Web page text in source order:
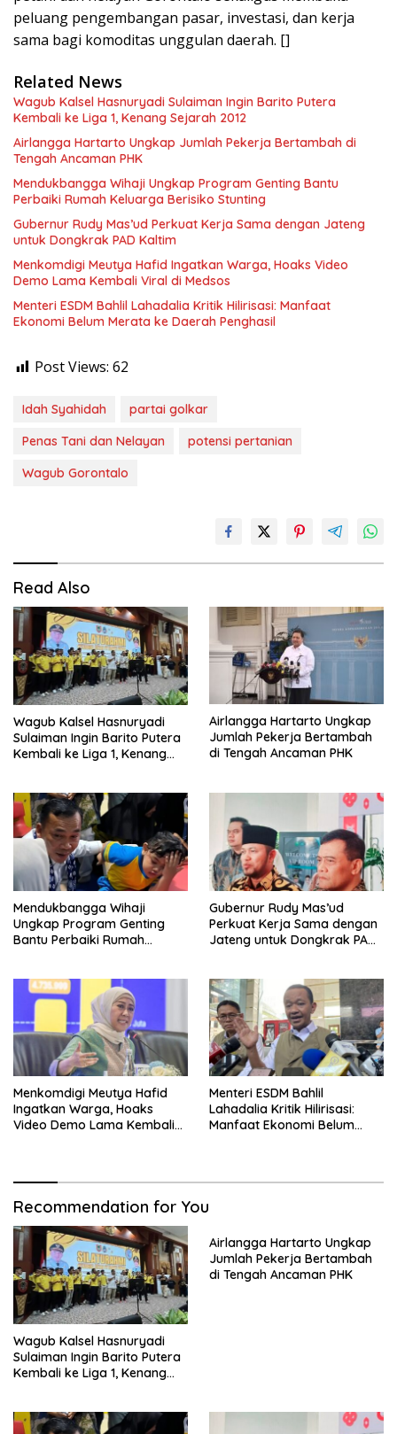
peluang pengembangan pasar, investasi, dan kerja
sama bagi komoditas unggulan daerah. []
Related News
Wagub Kalsel Hasnuryadi Sulaiman Ingin Barito Putera
Kembali ke Liga 1, Kenang Sejarah 2012
Airlangga Hartarto Ungkap Jumlah Pekerja Bertambah di
Tengah Ancaman PHK
Mendukbangga Wihaji Ungkap Program Genting Bantu
Perbaiki Rumah Keluarga Berisiko Stunting
Gubernur Rudy Mas’ud Perkuat Kerja Sama dengan Jateng
untuk Dongkrak PAD Kaltim
Menkomdigi Meutya Hafid Ingatkan Warga, Hoaks Video
Demo Lama Kembali Viral di Medsos
Menteri ESDM Bahlil Lahadalia Kritik Hilirisasi: Manfaat
Ekonomi Belum Merata ke Daerah Penghasil
Post Views: 62
Idah Syahidah
partai golkar
Penas Tani dan Nelayan
potensi pertanian
Wagub Gorontalo
Read Also
Wagub Kalsel Hasnuryadi
Sulaiman Ingin Barito Putera
Kembali ke Liga 1, Kenang
Airlangga Hartarto Ungkap
Jumlah Pekerja Bertambah
di Tengah Ancaman PHK
Mendukbangga Wihaji
Ungkap Program Genting
Bantu Perbaiki Rumah
Gubernur Rudy Mas’ud
Perkuat Kerja Sama dengan
Jateng untuk Dongkrak PAD
Menkomdigi Meutya Hafid
Ingatkan Warga, Hoaks
Video Demo Lama Kembali
Menteri ESDM Bahlil
Lahadalia Kritik Hilirisasi:
Manfaat Ekonomi Belum
Recommendation for You
Wagub Kalsel Hasnuryadi
Sulaiman Ingin Barito Putera
Kembali ke Liga 1, Kenang
Airlangga Hartarto Ungkap
Jumlah Pekerja Bertambah
di Tengah Ancaman PHK